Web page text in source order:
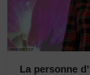
La personne